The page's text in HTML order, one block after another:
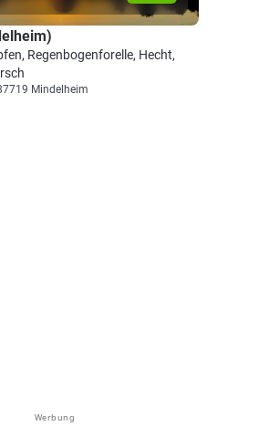
Regenbogenforelle, Hecht,
Mindelheim
Werbung